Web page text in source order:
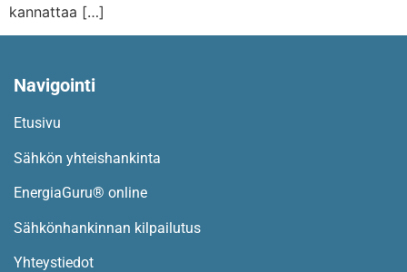
kannattaa […]
Navigointi​
Etusivu
Sähkön yhteishankinta
EnergiaGuru® online
Sähkönhankinnan kilpailutus
Yhteystiedot